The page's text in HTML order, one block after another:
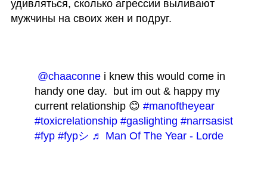
удивляться, сколько агрессии выливают
мужчины на своих жен и подруг.
@chaaconne i knew this would come in
handy one day.  but im out & happy my
current relationship 😊 #manoftheyear
#toxicrelationship #gaslighting #narrsasist
#fyp #fypシ ♬ Man Of The Year - Lorde